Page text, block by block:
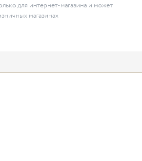
для интернет-магазина и может
магазинах